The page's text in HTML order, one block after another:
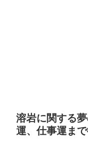
溶岩に関する
運、仕事運ま